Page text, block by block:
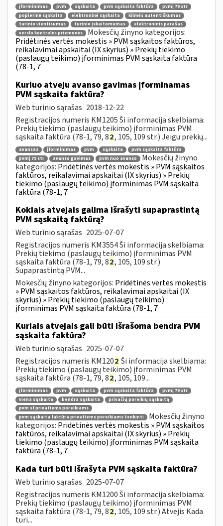
įforminimas pvm sąskaita pvm sąskaita faktūra
pvmį 79 str
popierinė sąskaita
elektroninė sąskaita
kilmės autentiškumas
turinio vientisumas
turinio įskaitomumas
elektroninis parašas
verslo kontrolės priemonės
Mokesčių žinyno kategorijos:
Pridėtinės vertės mokestis » PVM sąskaitos faktūros,
reikalavimai apskaitai (IX skyrius) » Prekių tiekimo
(paslaugų teikimo) įforminimas PVM sąskaita faktūra
(78-1, 7
Kuriuo atveju avanso gavimas įforminamas
PVM sąskaita faktūra?
Web turinio sąrašas 2018-12-22
Registracijos numeris KM1205 Ši informacija skelbiama:
Prekių tiekimo (paslaugų teikimo) įforminimas PVM
sąskaita faktūra (78-1, 79, 82, 105, 109 str.) Jeigu prekių...
avansas įforminimas pvm sąskaita
pvm sąskaita faktūra
pvmį 79 str
avanso gavimas pvm nuo avanso
Mokesčių žinyno
kategorijos: Pridėtinės vertės mokestis » PVM sąskaitos
faktūros, reikalavimai apskaitai (IX skyrius) » Prekių
tiekimo (paslaugų teikimo) įforminimas PVM sąskaita
faktūra (78-1, 7
Kokiais atvejais galima išrašyti supaprastintą
PVM sąskaitą faktūrą?
Web turinio sąrašas 2025-07-07
Registracijos numeris KM3554 Ši informacija skelbiama:
Prekių tiekimo (paslaugų teikimo) įforminimas PVM
sąskaita faktūra (78-1, 79, 82, 105, 109 str.)
Supaprastintą PVM...
Mokesčių žinyno kategorijos: Pridėtinės vertės mokestis
» PVM sąskaitos faktūros, reikalavimai apskaitai (IX
skyrius) » Prekių tiekimo (paslaugų teikimo)
įforminimas PVM sąskaita faktūra (78-1, 7
Kuriais atvejais gali būti išrašoma bendra PVM
sąskaita faktūra?
Web turinio sąrašas 2025-07-07
Registracijos numeris KM1202 Ši informacija skelbiama:
Prekių tiekimo (paslaugų teikimo) įforminimas PVM
sąskaita faktūra (78-1, 79, 82, 105, 109...
įforminimas pvm sąskaita pvm sąskaita faktūra
pvmį 79 str
viena sąskaita
bendra sąskaita
privačių poreikių sąskaitą
pvm sf privatiems poreikiams
pvm sąskaita faktūra privatiems poreikiams tenkinti
Mokesčių žinyno
kategorijos: Pridėtinės vertės mokestis » PVM sąskaitos
faktūros, reikalavimai apskaitai (IX skyrius) » Prekių
tiekimo (paslaugų teikimo) įforminimas PVM sąskaita
faktūra (78-1, 7
Kada turi būti išrašyta PVM sąskaita faktūra?
Web turinio sąrašas 2025-07-07
Registracijos numeris KM1200 Ši informacija skelbiama:
Prekių tiekimo (paslaugų teikimo) įforminimas PVM
sąskaita faktūra (78-1, 79, 82, 105, 109 str.) Atvejis Kada
turi...